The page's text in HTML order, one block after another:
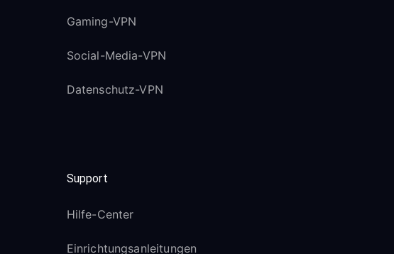
Gaming-VPN
Social-Media-VPN
Datenschutz-VPN
Support
Hilfe-Center
Einrichtungsanleitungen